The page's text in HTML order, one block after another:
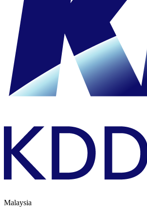
Malaysia